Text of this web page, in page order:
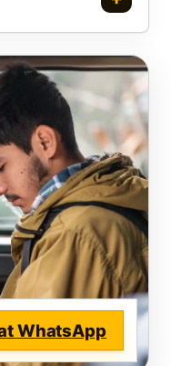
WhatsApp